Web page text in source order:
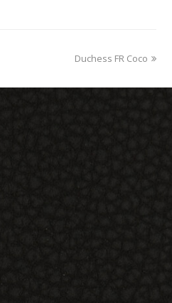
next
Duchess FR Coco